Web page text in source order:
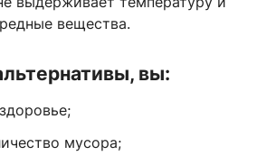
вещества.
вы:
мусора;